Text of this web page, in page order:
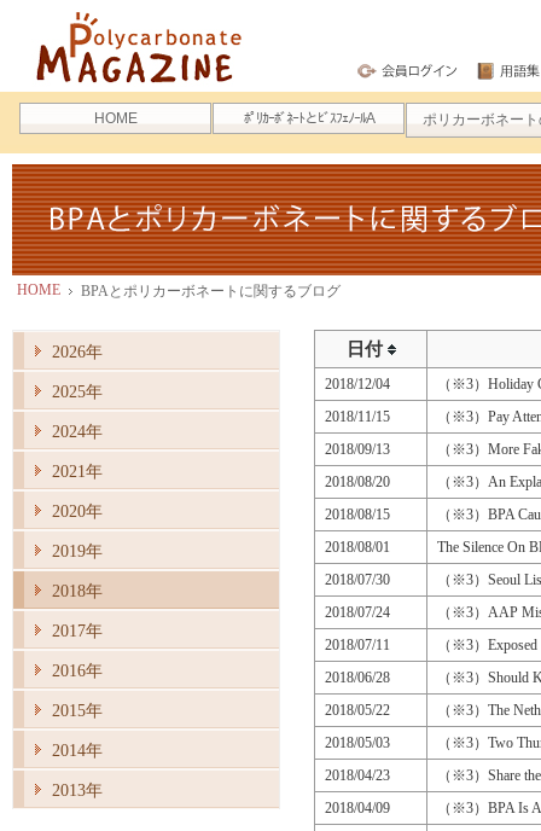
ポリカーボネートマガジン
HOME ﾎﾟﾘｶｰﾎﾞﾈｰﾄとﾋﾞｽﾌｪﾉｰﾙA ポリカーボネー
BPAとポリカーボネートに関するブログ
HOME BPAとポリカーボネートに関するブログ
2026年
2025年
2024年
2021年
2020年
2019年
2018年
2017年
2016年
2015年
2014年
2013年
日付
2018/12/04
（※3）Holiday
2018/11/15
（※3）Pay
2018/09/13
（※3）More
2018/08/20
（※3）An
2018/08/15
（※3）BPA
2018/08/01
The Silence On
2018/07/30
（※3）Seoul
2018/07/24
（※3）AAP
2018/07/11
（※3）
2018/06/28
（※3）Should
2018/05/22
（※3）The
2018/05/03
（※3）Two
2018/04/23
（※3）Share
2018/04/09
（※3）BPA Is